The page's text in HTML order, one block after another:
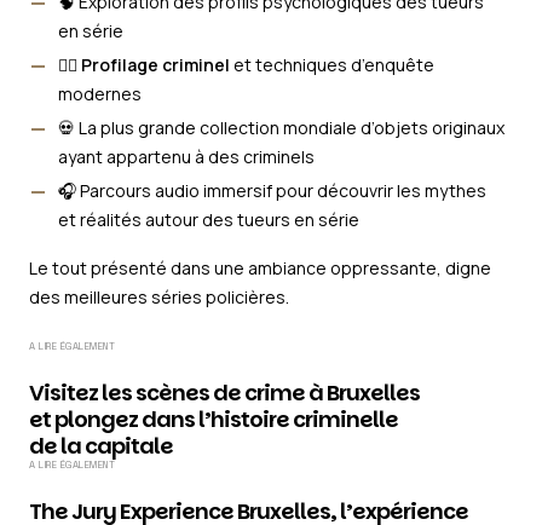
en série
🕵️‍♀️ Profilage criminel et techniques d’enquête
modernes
💀 La plus grande collection mondiale d’objets originaux
ayant appartenu à des criminels
🎧 Parcours audio immersif pour découvrir les mythes
et réalités autour des tueurs en série
Le tout présenté dans une ambiance oppressante, digne
des meilleures séries policières.
A LIRE ÉGALEMENT
Visitez les scènes de crime à Bruxelles
et plongez dans l’histoire criminelle
de la capitale
A LIRE ÉGALEMENT
The Jury Experience Bruxelles, l’expérience